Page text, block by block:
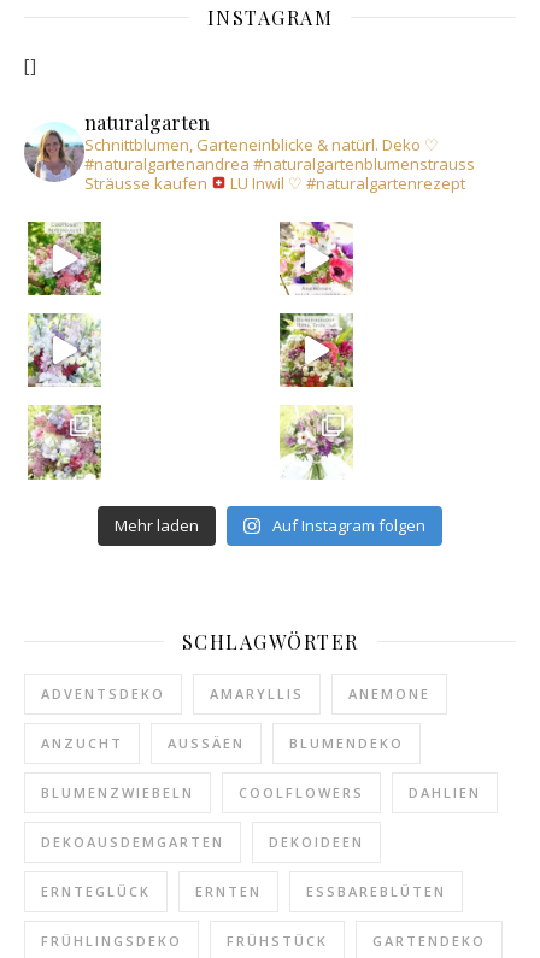
INSTAGRAM
[]
naturalgarten
Schnittblumen, Garteneinblicke & natürl. Deko ♡
#naturalgartenandrea #naturalgartenblumenstrauss
Sträusse kaufen
LU Inwil ♡ #naturalgartenrezept
Mehr laden Auf Instagram folgen
SCHLAGWÖRTER
ADVENTSDEKO AMARYLLIS ANEMONE
ANZUCHT AUSSÄEN BLUMENDEKO
BLUMENZWIEBELN COOLFLOWERS DAHLIEN
DEKOAUSDEMGARTEN DEKOIDEEN
ERNTEGLÜCK ERNTEN ESSBAREBLÜTEN
FRÜHLINGSDEKO FRÜHSTÜCK GARTENDEKO